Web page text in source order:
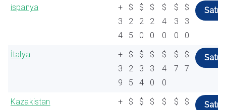
ispanya
+
3
4
$
2
5
$
2
0
$
2
0
$
4
0
$
3
0
$
3
0
Satın
İtalya
+
3
9
$
2
5
$
3
4
$
3
0
$
4
0
$
7
$
7
Satın
Kazakistan
+
$
$
$
$
$
$
Satın